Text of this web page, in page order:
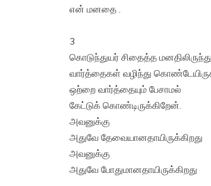
என் மனதை .
3
கொடுந்துயர் சிதைத்த மனதிலிருந்து
வார்த்தைகள் வழிந்து
ஒற்றை வார்த்தையும் பேசாமல்
கேட்டுக் கொண்டிருக்கிறேன்.
அவனுக்கு
அதுவே தேவையானதாயிருக்கிறது
அவனுக்கு
அதுவே போதுமானதாயிருக்கிறது